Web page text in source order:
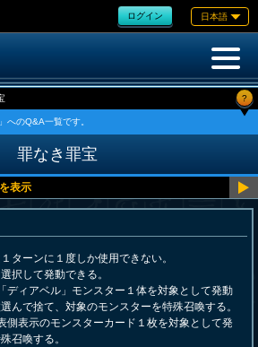
ログイン 日本語
?
へのQ&A一覧です。
罪なき罪宝
ターンに１度しか使用できない。
択して発動できる。
ディアベル」モンスター１体を対象として発動
んで捨て、対象のモンスターを特殊召喚する。
側表示のモンスターカード１枚を対象として発
召喚する。